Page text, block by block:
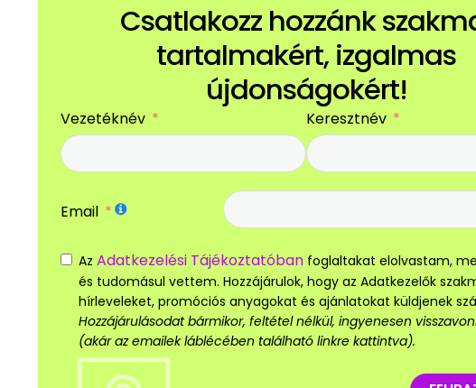
Csatlakozz hozzánk
tartalmakért, izgalmas
újdonságokért!
Vezetéknév Keresztnév
Email
Az Adatkezelési Tájékoztatóban foglaltakat elolvastam,
és tudomásul vettem. Hozzájárulok, hogy az Adatkezelők
hírleveleket, promóciós anyagokat és ajánlatokat küldjenek
Hozzájárulásodat bármikor, feltétel nélkül, ingyenesen
(akár az emailek láblécében található linkre kattintva).